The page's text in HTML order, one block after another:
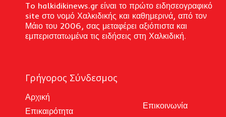
To halkidikinews.gr είναι το πρώτο ειδησεογραφικό
site στο νομό Χαλκιδικής και καθημερινά, από τον
Μάιο του 2006, σας μεταφέρει αξιόπιστα και
εμπεριστατωμένα τις ειδήσεις στη Χαλκιδική.
Γρήγορος Σύνδεσμος
Αρχική
Επικαιρότητα
Επικοινωνία